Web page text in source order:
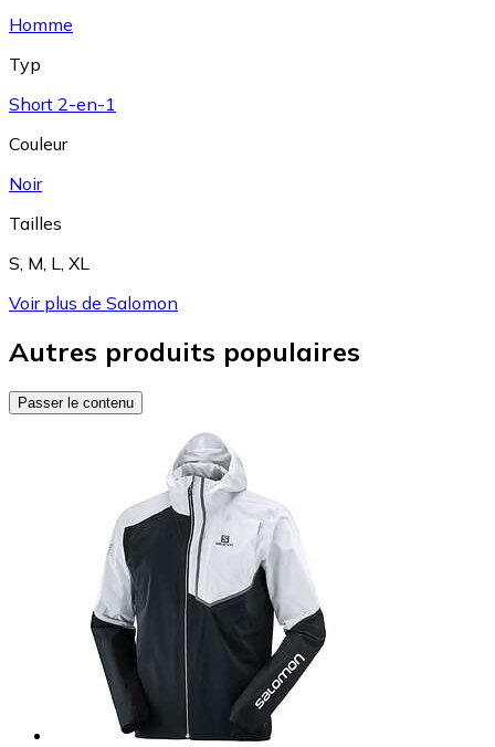
Homme
Typ
Short 2-en-1
Couleur
Noir
Tailles
S M L
XL
Voir plus de Salomon
Autres produits populaires
Passer le contenu